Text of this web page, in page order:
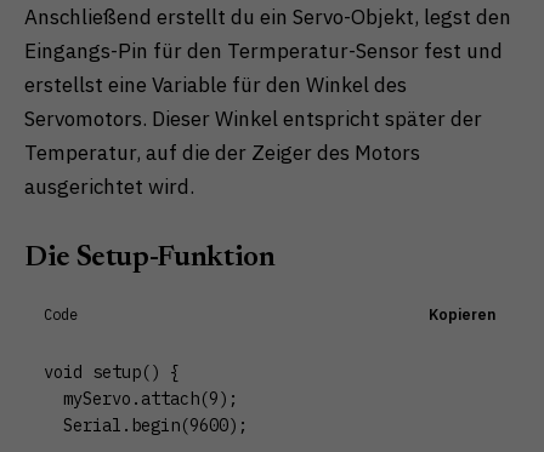
Anschließend erstellt du ein Servo-Objekt, legst den
Eingangs-Pin für den Termperatur-Sensor fest und
erstellst eine Variable für den Winkel des
Servomotors. Dieser Winkel entspricht später der
Temperatur, auf die der Zeiger des Motors
ausgerichtet wird.
Die Setup-Funktion
Code Kopieren
void setup() {
  myServo.attach(9);
  Serial.begin(9600);